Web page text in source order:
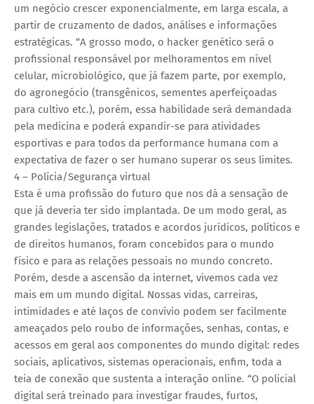
um negócio crescer exponencialmente, em larga escala, a
partir de cruzamento de dados, análises e informações
estratégicas. “A grosso modo, o hacker genético será o
profissional responsável por melhoramentos em nível
celular, microbiológico, que já fazem parte, por exemplo,
do agronegócio (transgênicos, sementes aperfeiçoadas
para cultivo etc.), porém, essa habilidade será demandada
pela medicina e poderá expandir-se para atividades
esportivas e para todos da performance humana com a
expectativa de fazer o ser humano superar os seus limites.
4 – Polícia/Segurança virtual
Esta é uma profissão do futuro que nos dá a sensação de
que já deveria ter sido implantada. De um modo geral, as
grandes legislações, tratados e acordos jurídicos, políticos e
de direitos humanos, foram concebidos para o mundo
físico e para as relações pessoais no mundo concreto.
Porém, desde a ascensão da internet, vivemos cada vez
mais em um mundo digital. Nossas vidas, carreiras,
intimidades e até laços de convívio podem ser facilmente
ameaçados pelo roubo de informações, senhas, contas, e
acessos em geral aos componentes do mundo digital: redes
sociais, aplicativos, sistemas operacionais, enfim, toda a
teia de conexão que sustenta a interação online. “O policial
digital será treinado para investigar fraudes, furtos,